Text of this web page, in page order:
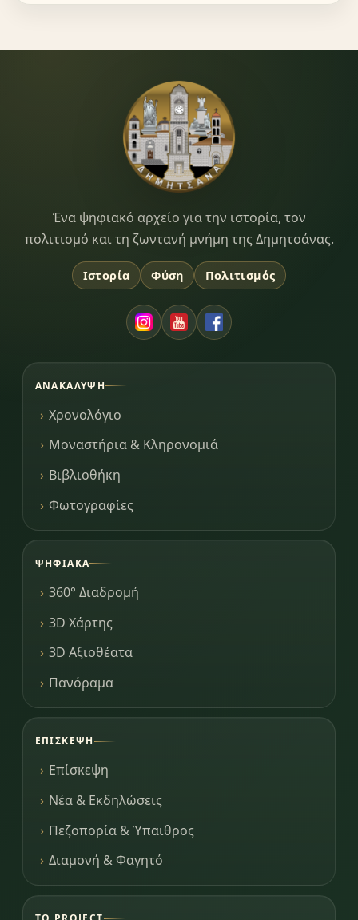
Dimitsana.gr
Ένα ψηφιακό αρχείο για την ιστορία, τον
πολιτισμό και τη ζωντανή μνήμη της Δημητσάνας.
Ιστορία Φύση Πολιτισμός
ΑΝΑΚΆΛΥΨΗ
Χρονολόγιο
Μοναστήρια & Κληρονομιά
Βιβλιοθήκη
Φωτογραφίες
ΨΗΦΙΑΚΆ
360° Διαδρομή
3D Χάρτης
3D Αξιοθέατα
Πανόραμα
ΕΠΊΣΚΕΨΗ
Επίσκεψη
Νέα & Εκδηλώσεις
Πεζοπορία & Ύπαιθρος
Διαμονή & Φαγητό